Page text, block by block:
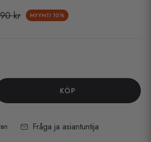
kr MYYNTI 10%
KÖP
Fråga ja asiantuntija